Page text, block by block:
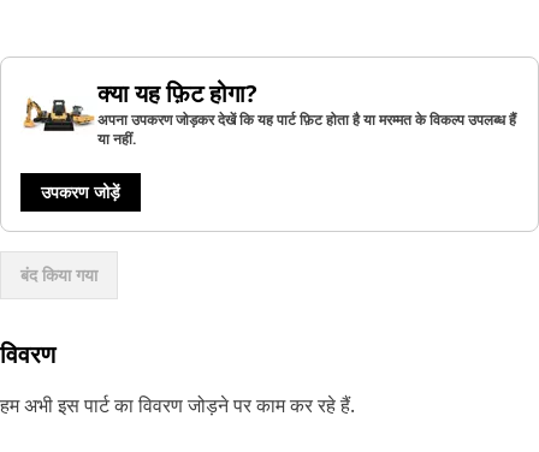
क्या यह फ़िट होगा?
अपना उपकरण जोड़कर देखें कि यह पार्ट फ़िट होता है या मरम्मत के विकल्प उपलब्ध हैं
या नहीं.
उपकरण जोड़ें
बंद किया गया
विवरण
हम अभी इस पार्ट का विवरण जोड़ने पर काम कर रहे हैं.